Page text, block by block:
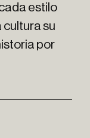
estilo
cultura su
por